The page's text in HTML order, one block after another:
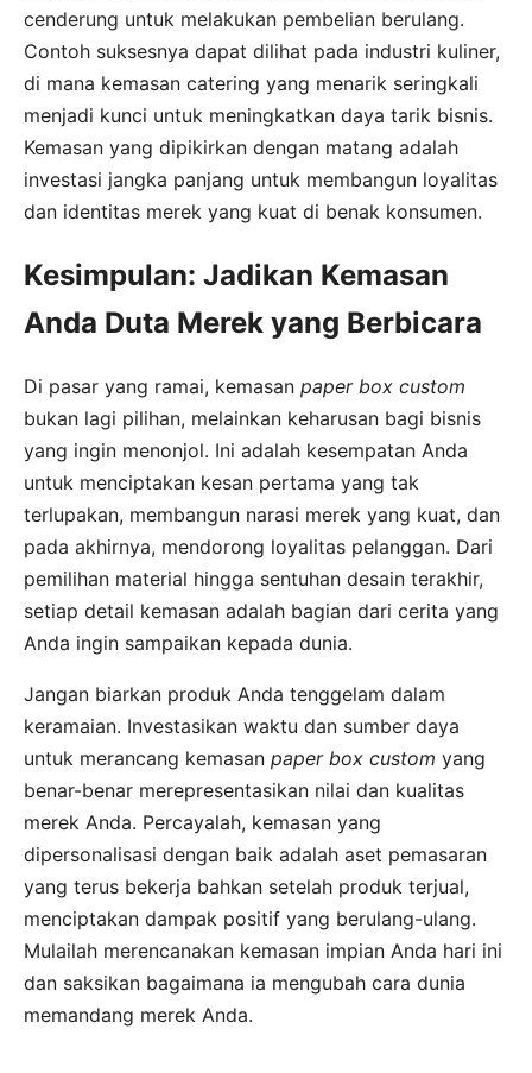
cenderung untuk melakukan pembelian berulang.
Contoh suksesnya dapat dilihat pada industri kuliner,
di mana kemasan catering yang menarik seringkali
menjadi kunci untuk meningkatkan daya tarik bisnis.
Kemasan yang dipikirkan dengan matang adalah
investasi jangka panjang untuk membangun loyalitas
dan identitas merek yang kuat di benak konsumen.
Kesimpulan: Jadikan Kemasan
Anda Duta Merek yang Berbicara
Di pasar yang ramai, kemasan paper box custom
bukan lagi pilihan, melainkan keharusan bagi bisnis
yang ingin menonjol. Ini adalah kesempatan Anda
untuk menciptakan kesan pertama yang tak
terlupakan, membangun narasi merek yang kuat, dan
pada akhirnya, mendorong loyalitas pelanggan. Dari
pemilihan material hingga sentuhan desain terakhir,
setiap detail kemasan adalah bagian dari cerita yang
Anda ingin sampaikan kepada dunia.
Jangan biarkan produk Anda tenggelam dalam
keramaian. Investasikan waktu dan sumber daya
untuk merancang kemasan paper box custom yang
benar-benar merepresentasikan nilai dan kualitas
merek Anda. Percayalah, kemasan yang
dipersonalisasi dengan baik adalah aset pemasaran
yang terus bekerja bahkan setelah produk terjual,
menciptakan dampak positif yang berulang-ulang.
Mulailah merencanakan kemasan impian Anda hari ini
dan saksikan bagaimana ia mengubah cara dunia
memandang merek Anda.